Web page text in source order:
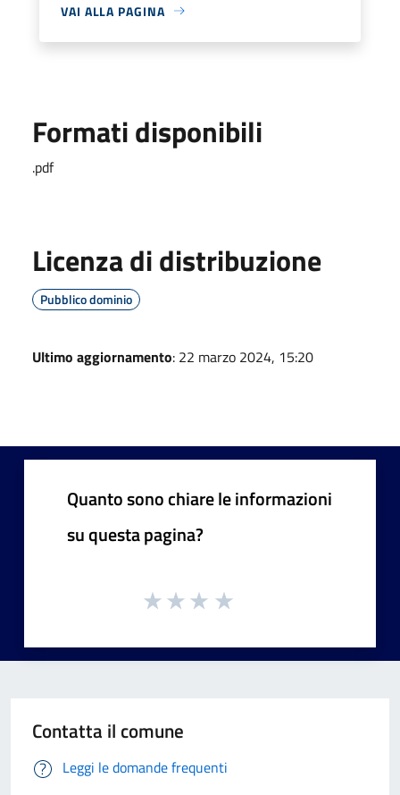
VAI ALLA PAGINA
Formati disponibili
.pdf
Licenza di distribuzione
Pubblico dominio
Ultimo aggiornamento: 22 marzo 2024, 15:20
Quanto sono chiare le informazioni
su questa pagina?
Contatta il comune
Leggi le domande frequenti